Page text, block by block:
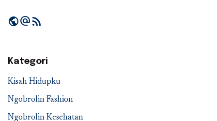
publicalternate_emailrss_feed
Kategori
Kisah Hidupku
Ngobrolin Fashion
Ngobrolin Kesehatan